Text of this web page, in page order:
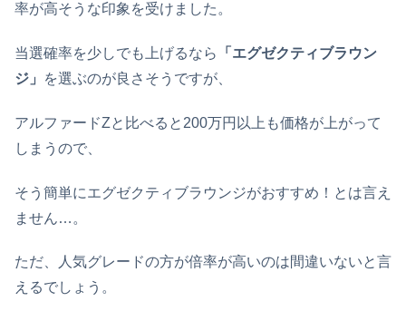
率が高そうな印象を受けました。
当選確率を少しでも上げるなら
「エグゼクティブラウン
ジ」
を選ぶのが良さそうですが、
アルファードZと比べると200万円以上も価格が上がって
しまうので、
そう簡単にエグゼクティブラウンジがおすすめ！とは言え
ません…。
ただ、人気グレードの方が倍率が高いのは間違いないと言
えるでしょう。